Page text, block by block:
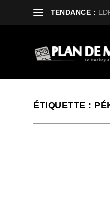
TENDANCE :
ÉTIQUETTE :